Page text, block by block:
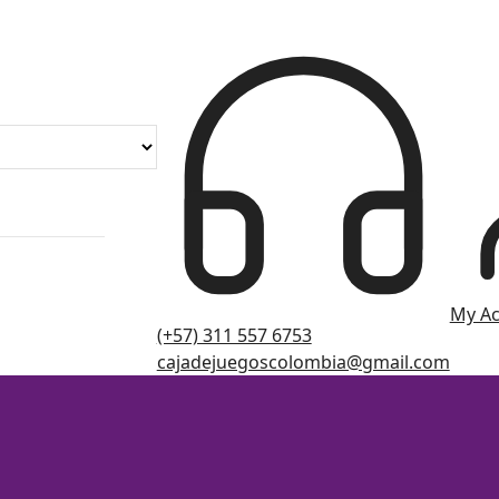
(+57) 311 557 6753
cajadejuegoscolombia@gmail.com
My